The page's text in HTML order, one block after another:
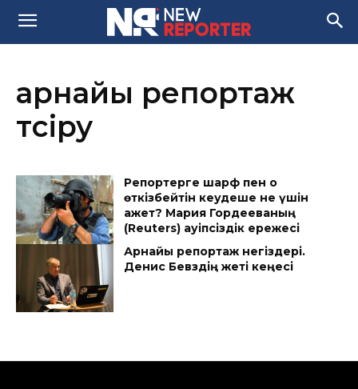
арнайы репортаж
түсіру
Репортерге шарф пен оқ
өткізбейтін кеудеше не үшін
қажет? Мария Гордееваның
(Reuters) қауіпсіздік ережесі
Арнайы репортаж негіздері.
Денис Бевздің жеті кеңесі